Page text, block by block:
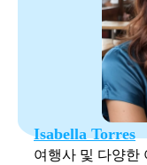
Isabella Torres
여행사 및 다양한